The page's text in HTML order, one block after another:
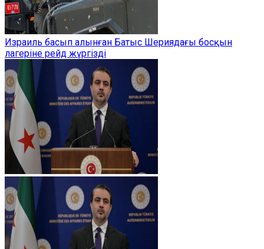
Израиль басып алынған Батыс Шериядағы босқын
лагеріне рейд жүргізді